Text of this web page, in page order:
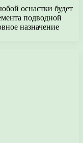
оснастки будет
подводной
назначение